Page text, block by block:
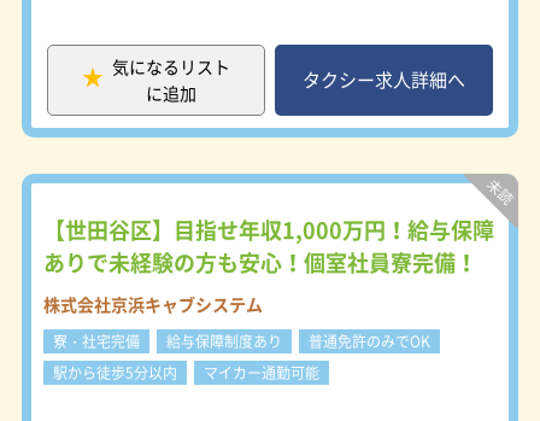
要望にお応えする利用形態を多種設定
して ご提案致します。 【憧れの高級
車に乗れる!非日常を感じられるお仕
事】 運転してもらうのは、レクサ
級車ばかり!ご自宅のそばに会社が駐
車場を借りるので、その高級車をその
まま乗ってOK！すべて白ナンバーを
つけているので第一種免許で問題あり
ません。 【50歳超でも普通!安心して
無理なく長く働けます】 50~60歳の方
が多数活躍中の当社。勤続40年で75
歳まで勤め上げた人もいます!拘束時
間は長めですが、実際に運転するのは
2~3時間なので無理なく働けます。移
気になるリスト
に追加
タクシー求人詳細へ
【世田谷区】目指せ年収1,000万円！給与保障
ありで未経験の方も安心！個室社員寮完備！
株式会社京浜キャブシステム
寮・社宅完備 給与保障制度あり
普通免許のみでOK
駅から徒歩5分以内
マイカー通勤可能